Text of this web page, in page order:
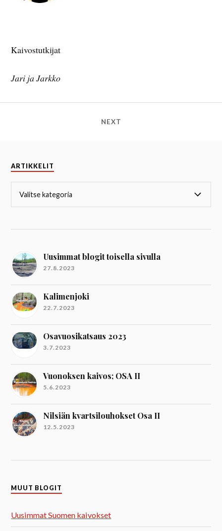
Kaivostutkijat
Jari ja Jarkko
NEXT
ARTIKKELIT
Uusimmat blogit toisella sivulla
27.8.2023
Kalimenjoki
22.7.2023
Osavuosikatsaus 2023
3.7.2023
Vuonoksen kaivos; OSA II
5.6.2023
Nilsiän kvartsilouhokset Osa II
12.5.2023
MUUT BLOGIT
Uusimmat Suomen kaivokset